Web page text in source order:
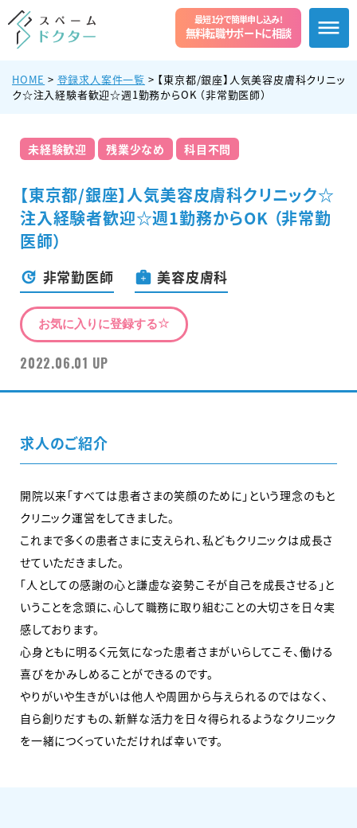
最短1分で簡単申し込み!
無料転職サポートに相談
HOME > 登録求人案件一覧 > 【東京都/銀座】人気美容皮膚科クリニッ
ク☆注入経験者歓迎☆週1勤務からOK （非常勤医師）
未経験歓迎 残業少なめ 科目不問
【東京都/銀座】人気美容皮膚科クリニック☆
注入経験者歓迎☆週1勤務からOK （非常勤
医師）
非常勤医師 美容皮膚科
お気に入りに登録する
2022.06.01 UP
求人のご紹介
開院以来「すべては患者さまの笑顔のために」という理念のもと
クリニック運営をしてきました。
これまで多くの患者さまに支えられ、私どもクリニックは成長さ
せていただきました。
「人としての感謝の心と謙虚な姿勢こそが自己を成長させる」と
いうことを念頭に、心して職務に取り組むことの大切さを日々実
感しております。
心身ともに明るく元気になった患者さまがいらしてこそ、働ける
喜びをかみしめることができるのです。
やりがいや生きがいは他人や周囲から与えられるのではなく、
自ら創りだすもの、新鮮な活力を日々得られるようなクリニック
を一緒につくっていただければ幸いです。